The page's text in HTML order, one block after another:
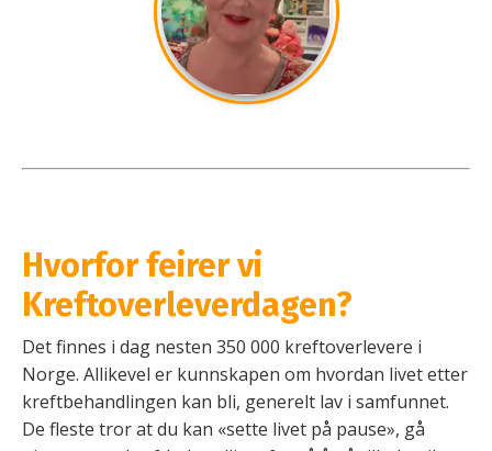
Hvorfor feirer vi
Kreftoverleverdagen?
Det finnes i dag nesten 350 000 kreftoverlevere i
Norge. Allikevel er kunnskapen om hvordan livet etter
kreftbehandlingen kan bli, generelt lav i samfunnet.
De fleste tror at du kan «sette livet på pause», gå